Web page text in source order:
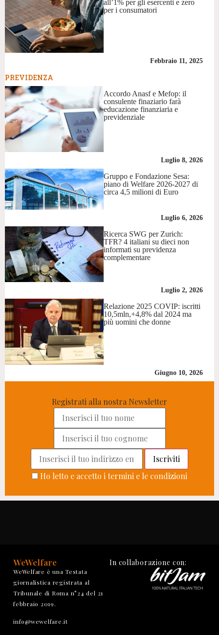
all’1% per gli esercenti e zero
per i consumatori
Febbraio 11, 2025
PREVIDENZA
Accordo Anasf e Mefop: il
consulente finaziario farà
educazione finanziaria e
previdenziale
Luglio 8, 2026
Gruppo e Fondazione Sesa:
piano di Welfare 2026-2027 di
circa 4,5 milioni di Euro
Luglio 6, 2026
Ricerca SWG per Zurich:
TFR? 4 italiani su dieci non
informati su previdenza
complementare
Luglio 2, 2026
Relazione 2025 COVIP: iscritti
10,5mln,+4,8% dal 2024 ma
più uomini che donne
Giugno 10, 2026
Registrati alla nostra Newsletter
Ho letto e accetto i termini e le condizioni
WeWelfare
WeWelfare è una Testata
giornalistica registrata al
Tribunale di Roma n°24 del 21
febbraio 2019.
info@wewelfare.it
In collaborazione con: